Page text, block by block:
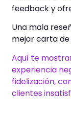
feedback y
Una mala
mejor carta
Aquí te
experiencia
fidelización,
clientes